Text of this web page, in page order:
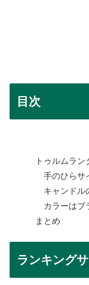
目次
トゥルムラ
手のひらサ
キャンドル
カラーはブ
まとめ
ランキング